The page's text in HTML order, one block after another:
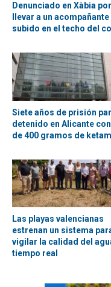
Denunciado en Xàbia por
llevar a un acompañante
subido en el techo del
Siete años de prisión
detenido en Alicante
de 400 gramos de
Las playas valencianas
estrenan un sistema
vigilar la calidad del
tiempo real